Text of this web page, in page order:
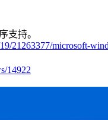
支持。
21263377/microsoft-
14922